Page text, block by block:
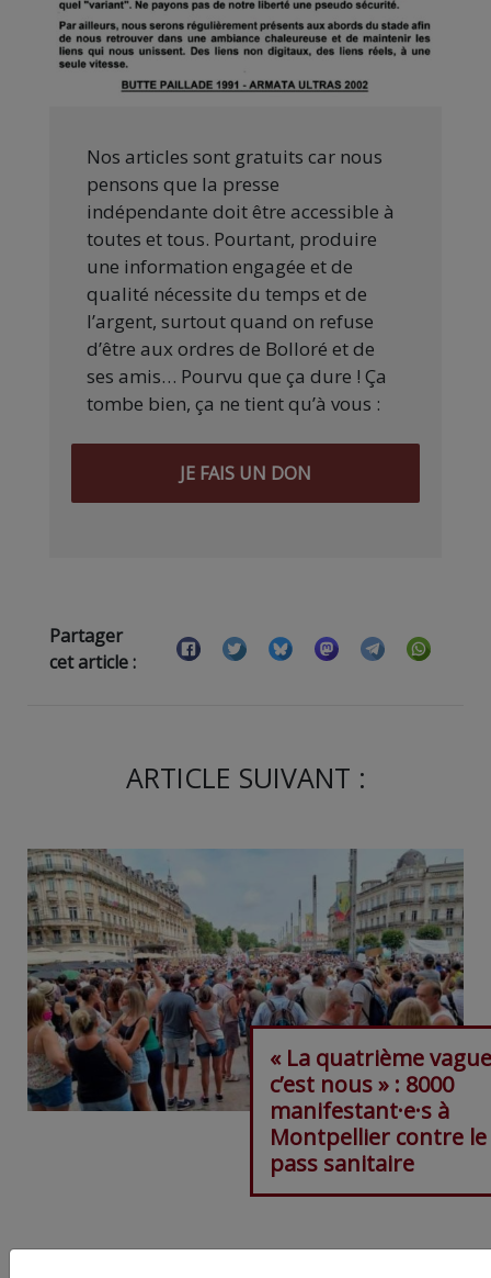
Nos articles sont gratuits car nous
pensons que la presse
indépendante doit être accessible à
toutes et tous. Pourtant, produire
une information engagée et de
qualité nécessite du temps et de
l’argent, surtout quand on refuse
d’être aux ordres de Bolloré et de
ses amis… Pourvu que ça dure ! Ça
tombe bien, ça ne tient qu’à vous :
JE FAIS UN DON
Partager
cet article :
ARTICLE SUIVANT :
« La quatrième
c’est nous » : 8000
manifestant·e·s à
Montpellier contre le
pass sanitaire